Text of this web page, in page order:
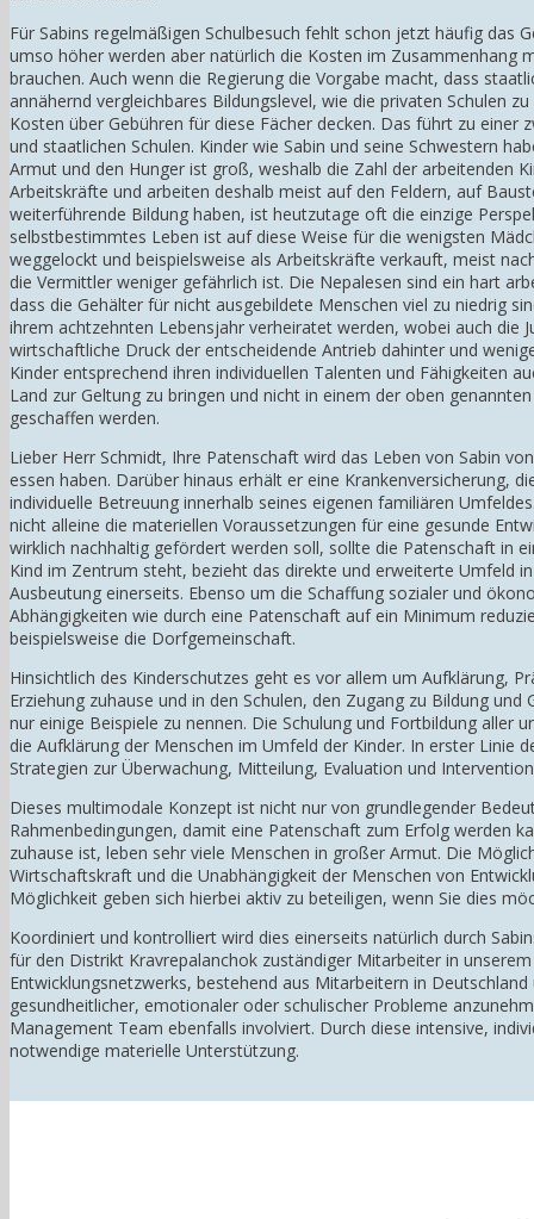
Für Sabins regelmäßigen Schulbesuch fehlt schon jetzt häufig das
umso höher werden aber natürlich die Kosten im Zusammenhang
brauchen. Auch wenn die Regierung die Vorgabe macht, dass
annähernd vergleichbares Bildungslevel, wie die privaten Schulen
Kosten über Gebühren für diese Fächer decken. Das führt zu
und staatlichen Schulen. Kinder wie Sabin und seine Schwestern
Armut und den Hunger ist groß, weshalb die Zahl der arbeitenden
Arbeitskräfte und arbeiten deshalb meist auf den Feldern, auf
weiterführende Bildung haben, ist heutzutage oft die einzige
selbstbestimmtes Leben ist auf diese Weise für die wenigsten
weggelockt und beispielsweise als Arbeitskräfte verkauft, meist
die Vermittler weniger gefährlich ist. Die Nepalesen sind ein hart
dass die Gehälter für nicht ausgebildete Menschen viel zu niedrig
ihrem achtzehnten Lebensjahr verheiratet werden, wobei auch die
wirtschaftliche Druck der entscheidende Antrieb dahinter und
Kinder entsprechend ihren individuellen Talenten und Fähigkeiten
Land zur Geltung zu bringen und nicht in einem der oben
geschaffen werden.
Lieber Herr Schmidt, Ihre Patenschaft wird das Leben von Sabin
essen haben. Darüber hinaus erhält er eine Krankenversicherung,
individuelle Betreuung innerhalb seines eigenen familiären
nicht alleine die materiellen Voraussetzungen für eine gesunde
wirklich nachhaltig gefördert werden soll, sollte die Patenschaft in
Kind im Zentrum steht, bezieht das direkte und erweiterte Umfeld
Ausbeutung einerseits. Ebenso um die Schaffung sozialer und
Abhängigkeiten wie durch eine Patenschaft auf ein Minimum
beispielsweise die Dorfgemeinschaft.
Hinsichtlich des Kinderschutzes geht es vor allem um Aufklärung,
Erziehung zuhause und in den Schulen, den Zugang zu Bildung
nur einige Beispiele zu nennen. Die Schulung und Fortbildung aller
die Aufklärung der Menschen im Umfeld der Kinder. In erster Linie
Strategien zur Überwachung, Mitteilung, Evaluation und
Dieses multimodale Konzept ist nicht nur von grundlegender
Rahmenbedingungen, damit eine Patenschaft zum Erfolg werden
zuhause ist, leben sehr viele Menschen in großer Armut. Die
Wirtschaftskraft und die Unabhängigkeit der Menschen von
Möglichkeit geben sich hierbei aktiv zu beteiligen, wenn Sie dies
Koordiniert und kontrolliert wird dies einerseits natürlich durch
für den Distrikt Kravrepalanchok zuständiger Mitarbeiter in
Entwicklungsnetzwerks, bestehend aus Mitarbeitern in
gesundheitlicher, emotionaler oder schulischer Probleme
Management Team ebenfalls involviert. Durch diese intensive,
notwendige materielle Unterstützung.